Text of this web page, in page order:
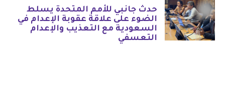
حدث جانبي للأمم المتحدة يسلط
الضوء على علاقة عقوبة الإعدام في
السعودية مع التعذيب والإعدام
التعسفي